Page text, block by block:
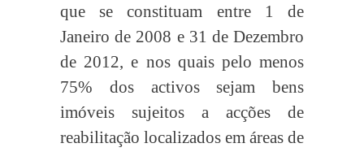
que se constituam entre 1 de
Janeiro de 2008 e 31 de Dezembro
de 2012, e nos quais pelo menos
75% dos activos sejam bens
imóveis sujeitos a acções de
reabilitação localizados em áreas de